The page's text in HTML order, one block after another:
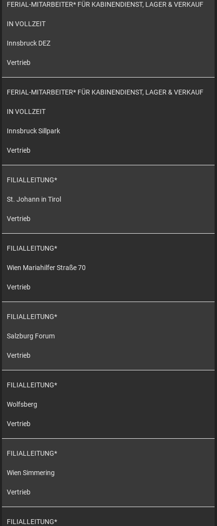
FERIAL-MITARBEITER* FÜR KABINENDIENST, LAGER & VERKAUF
IN VOLLZEIT
Innsbruck DEZ
Vertrieb
FERIAL-MITARBEITER* FÜR KABINENDIENST, LAGER & VERKAUF
IN VOLLZEIT
Innsbruck Sillpark
Vertrieb
FILIALLEITUNG*
St. Johann in Tirol
Vertrieb
FILIALLEITUNG*
Wien Mariahilfer Straße 70
Vertrieb
FILIALLEITUNG*
Salzburg Forum
Vertrieb
FILIALLEITUNG*
Wolfsberg
Vertrieb
FILIALLEITUNG*
Wien Simmering
Vertrieb
FILIALLEITUNG*